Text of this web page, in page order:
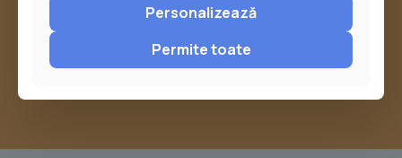
sau trimite o sesizare pe Buzău City
Personalizează
Permite toate